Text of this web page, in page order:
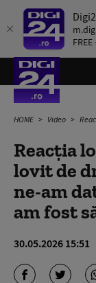
HOME Video Reacția
Reacția
lovit de
ne-am
am fost
30.05.2026 15:51